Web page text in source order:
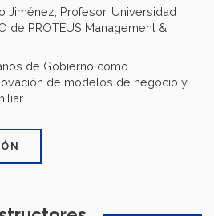
Jiménez, Profesor, Universidad
de PROTEUS Management &
de Gobierno como
de modelos de negocio y